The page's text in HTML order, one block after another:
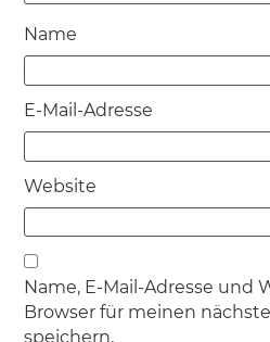
Name
E-Mail-Adresse
Website
Name, E-Mail-Adresse und
Browser für meinen
speichern.